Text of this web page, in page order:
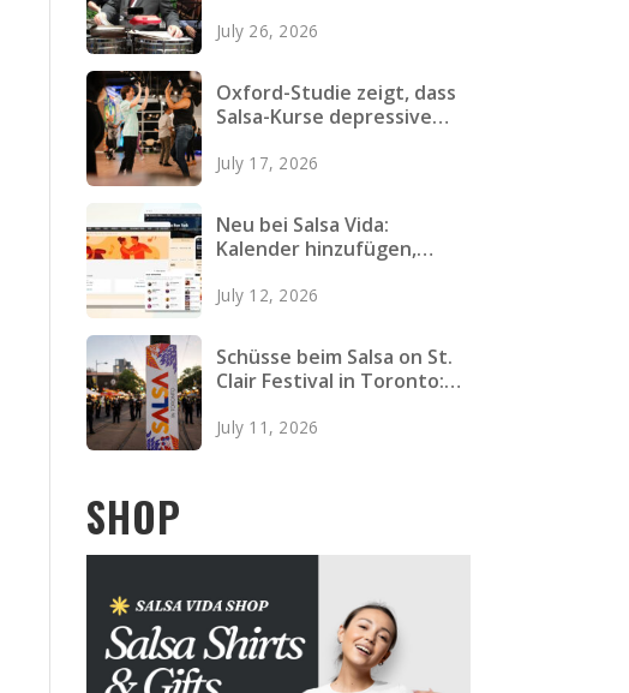
July 26, 2026
Oxford-Studie zeigt, dass
Salsa-Kurse depressive
Erwachsenen verringern
July 17, 2026
Neu bei Salsa Vida:
Kalender hinzufügen,
Seiten und mehr
July 12, 2026
Schüsse beim Salsa on St.
Clair Festival in Toronto:
July 11, 2026
SHOP